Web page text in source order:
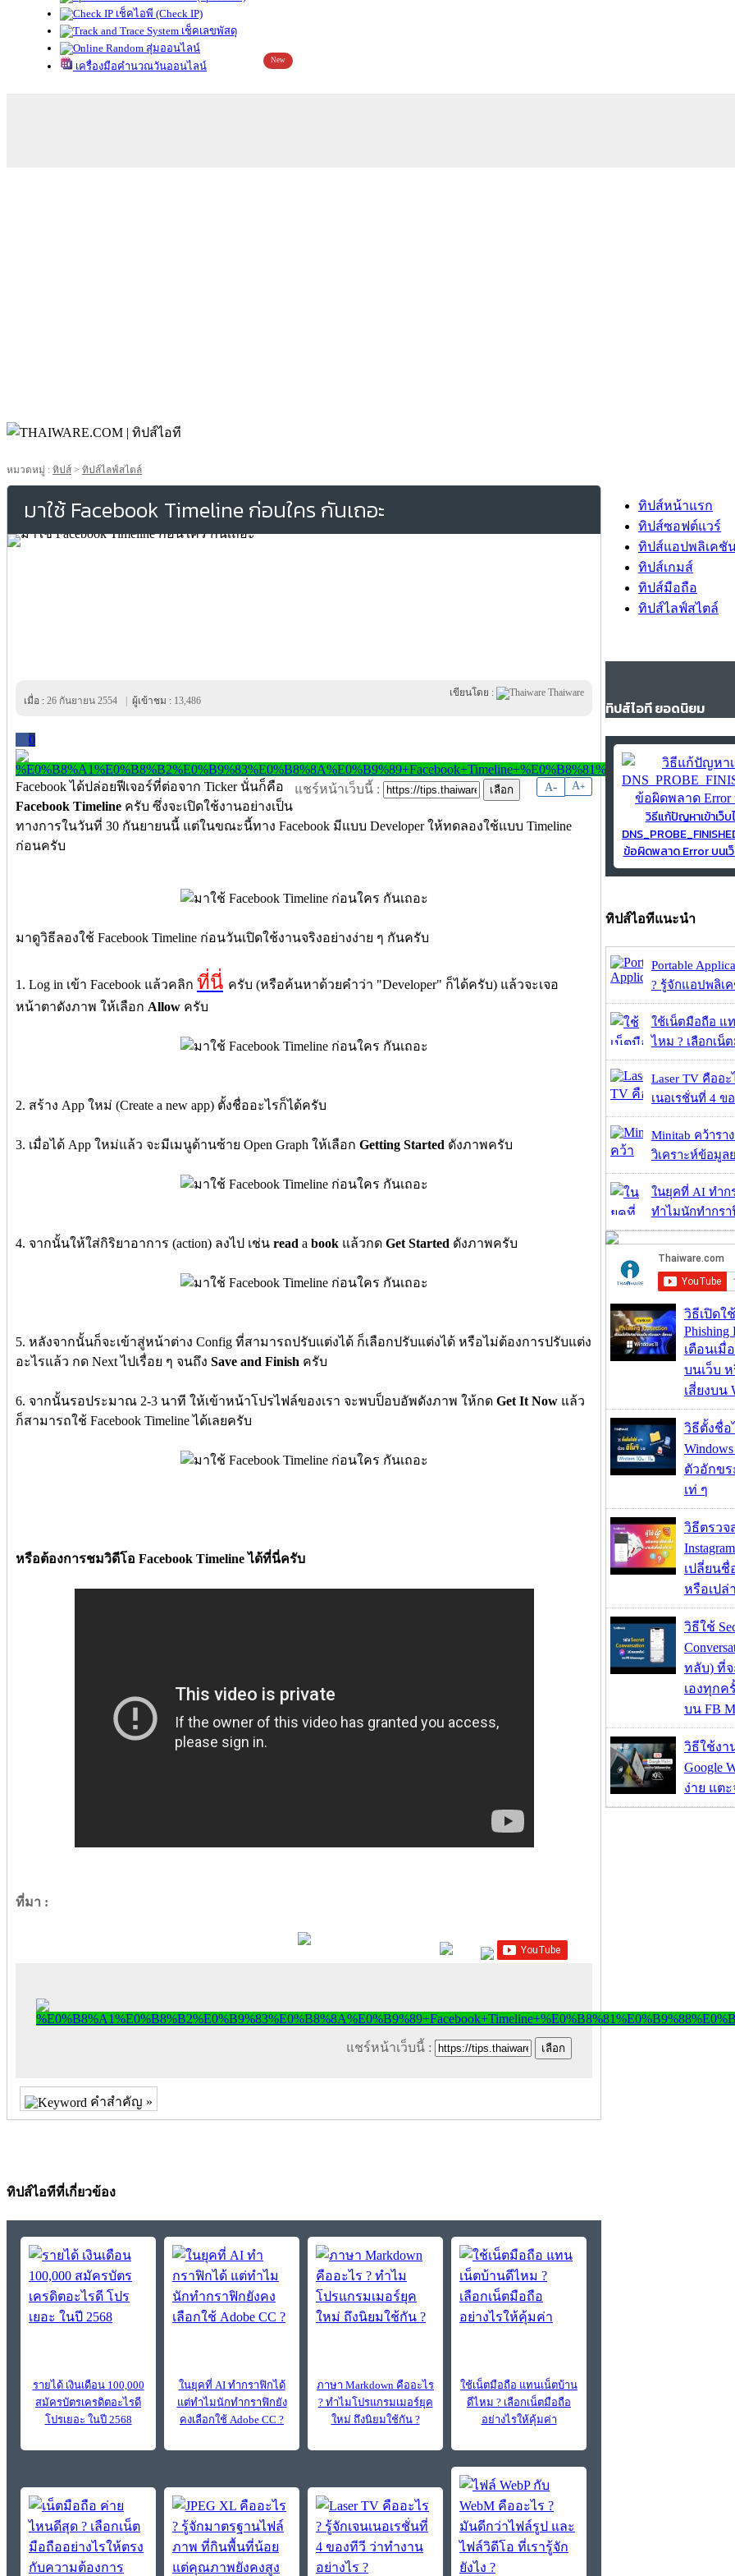
เช็คไอพี (Check IP)
เช็คเลขพัสดุ
สุ่มออนไลน์
เครื่องมือคำนวณวันออนไลน์
New
หมวดหมู่ : ทิปส์ > ทิปส์ไลฟ์สไตล์
มาใช้ Facebook Timeline ก่อนใคร กันเถอะ
เมื่อ : 26 กันยายน 2554 ผู้เข้าชม : 13,486
เขียนโดย : Thaiware
0
A- A+
แชร์หน้าเว็บนี้ :
Facebook ได้ปล่อยฟีเจอร์ที่ต่อจาก Ticker นั่นก็คือ
Facebook Timeline ครับ ซึ่งจะเปิดใช้งานอย่างเป็น
ทางการในวันที่ 30 กันยายนนี้ แต่ในขณะนี้ทาง Facebook มีแบบ Developer ให้ทดลองใช้แบบ Timeline
ก่อนครับ
มาดูวิธีลองใช้ Facebook Timeline ก่อนวันเปิดใช้งานจริงอย่างง่าย ๆ กันครับ
1. Log in เข้า Facebook แล้วคลิก ที่นี่ ครับ (หรือค้นหาด้วยคำว่า "Developer" ก็ได้ครับ) แล้วจะเจอ
หน้าตาดังภาพ ให้เลือก Allow ครับ
2. สร้าง App ใหม่ (Create a new app) ตั้งชื่ออะไรก็ได้ครับ
3. เมื่อได้ App ใหม่แล้ว จะมีเมนูด้านซ้าย Open Graph ให้เลือก Getting Started ดังภาพครับ
4. จากนั้นให้ใส่กิริยาอาการ (action) ลงไป เช่น read a book แล้วกด Get Started ดังภาพครับ
5. หลังจากนั้นก็จะเข้าสู่หน้าต่าง Config ที่สามารถปรับแต่งได้ ก็เลือกปรับแต่งได้ หรือไม่ต้องการปรับแต่ง
อะไรแล้ว กด Next ไปเรื่อย ๆ จนถึง Save and Finish ครับ
6. จากนั้นรอประมาณ 2-3 นาที ให้เข้าหน้าโปรไฟล์ของเรา จะพบป็อบอัพดังภาพ ให้กด Get It Now แล้ว
ก็สามารถใช้ Facebook Timeline ได้เลยครับ
หรือต้องการชมวิดีโอ Facebook Timeline ได้ที่นี่ครับ
ที่มา :
แชร์หน้าเว็บนี้ :
คำสำคัญ »
ทิปส์ไอทีที่เกี่ยวข้อง
รายได้ เงินเดือน 100,000
สมัครบัตรเครดิตอะไรดี
โปรเยอะ ในปี 2568
ในยุคที่ AI ทำกราฟิกได้
แต่ทำไมนักทำกราฟิกยัง
คงเลือกใช้ Adobe CC ?
ภาษา Markdown คืออะไร
? ทำไมโปรแกรมเมอร์ยุค
ใหม่ ถึงนิยมใช้กัน ?
ใช้เน็ตมือถือ แทนเน็ตบ้าน
ดีไหม ? เลือกเน็ตมือถือ
อย่างไรให้คุ้มค่า
ทิปส์หน้าแรก
ทิปส์ซอฟต์แวร์
ทิปส์แอปพลิเคชั
ทิปส์เกมส์
ทิปส์มือถือ
ทิปส์ไลฟ์สไตล์
ทิปส์ไอที ยอดนิยม
วิธีแก้ปัญหาเข้าเว็บ
ข้อผิดพลาด Error บนเว็
ทิปส์ไอทีแนะนำ
Portable
? รู้จักแอปพลิเ
ใช้เน็ตมือถือ แ
ไหม ? เลือกเน็
Laser TV คืออะ
เนอเรชั่นที่ 4 ข
Minitab คว้ารา
วิเคราะห์ข้อมูล
ในยุคที่ AI ทำก
ทำไมนักทำกรา
วิธีเปิดใ
Phishing
เตือนเมื่
บนเว็บ
เสี่ยงบน
วิธีตั้งชื่
ตัวอักข
เท่ ๆ
วิธีตรวจ
เปลี่ยน
หรือเปล่
วิธีใช้
ทลับ) ที่
เองทุกค
บน FB
วิธีใช้งา
Google
ง่าย แต